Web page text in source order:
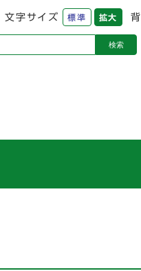
文字サイズ 標準 拡大
検索